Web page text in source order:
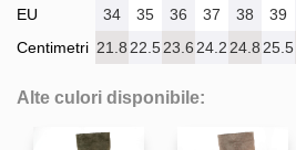
EU
Centimetri
34 35 36 37 38 39
21.8 22.523.6 24.2 24.8 25.5
Alte culori disponibile: